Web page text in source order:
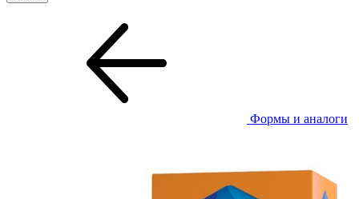
Формы и аналоги